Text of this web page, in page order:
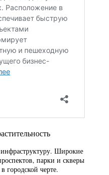
Широкие
парки и скверы
городской черте.